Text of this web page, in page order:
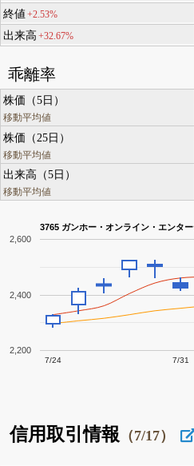
終値 +2.53%
出来高 +32.67%
乖離率
株価（5日）
移動平均値
株価（25日）
移動平均値
出来高（5日）
移動平均値
3765 ガンホー・オンライン・エンタ
7/24 7/31
2,200
2,400
2,600
信用取引情報 （7/17）